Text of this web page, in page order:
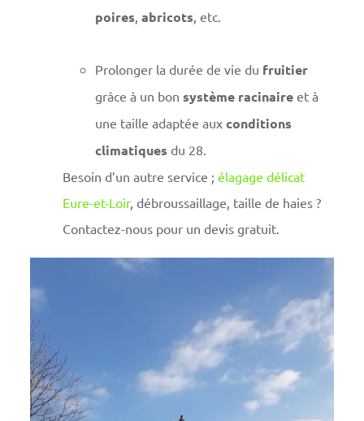
poires, abricots, etc.
Prolonger la durée de vie du fruitier
grâce à un bon système racinaire et à
une taille adaptée aux conditions
climatiques du 28.
Besoin d’un autre service ; élagage délicat
Eure-et-Loir, débroussaillage, taille de haies ?
Contactez-nous pour un devis gratuit.